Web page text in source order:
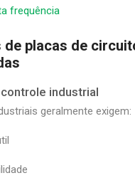
frequência
de placas de
industrial
geralmente exigem: